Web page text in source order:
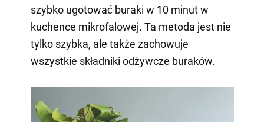
szybko ugotować buraki w 10 minut w
kuchence mikrofalowej. Ta metoda jest nie
tylko szybka, ale także zachowuje
wszystkie składniki odżywcze buraków.